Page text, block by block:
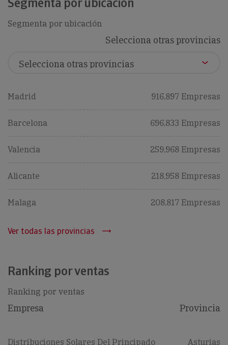
Segmenta por ubicación
Selecciona otras provincias
Madrid 916,897 Empresas
Barcelona 696,833 Empresas
Valencia 259,968 Empresas
Alicante 218,958 Empresas
Malaga 208,817 Empresas
Ver todas las provincias
Ranking por ventas
Ranking por ventas
Empresa Provincia
Distribuciones Solares Del Principado Asturias